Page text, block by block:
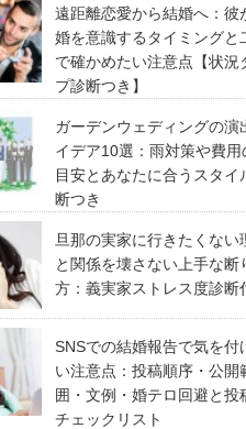
遠距離恋愛から結婚へ：彼
婚を意識するタイミングと
で確かめたい注意点【状況
プ診断つき】
ガーデンウェディングの演
イデア10選：雨対策や費用
目安とあなたに合うスタイ
断つき
旦那の実家に行きたくない
と関係を壊さない上手な断
方：義実家ストレス度診断
SNSでの結婚報告で気を付
い注意点：投稿順序・公開
囲・文例・婚テロ回避と投
チェックリスト